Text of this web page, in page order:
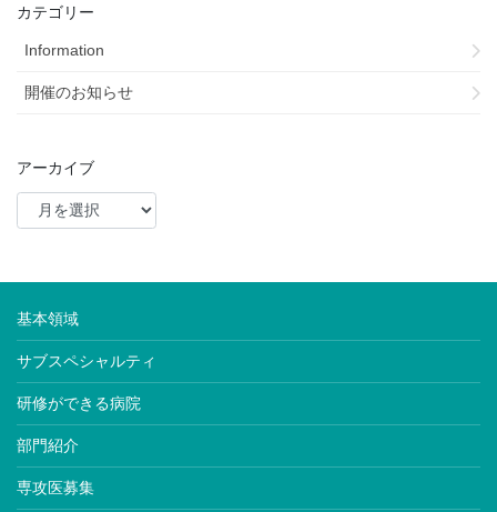
カテゴリー
Information
開催のお知らせ
アーカイブ
基本領域
サブスペシャルティ
研修ができる病院
部門紹介
専攻医募集